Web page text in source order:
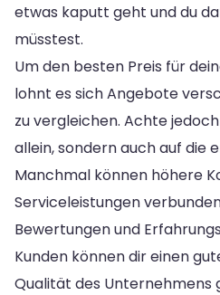
etwas kaputt geht und du
müsstest.
Um den besten Preis für
lohnt es sich Angebote
zu vergleichen. Achte
allein, sondern auch auf die
Manchmal können höhere
Serviceleistungen
Bewertungen und
Kunden können dir einen
Qualität des Unternehmens